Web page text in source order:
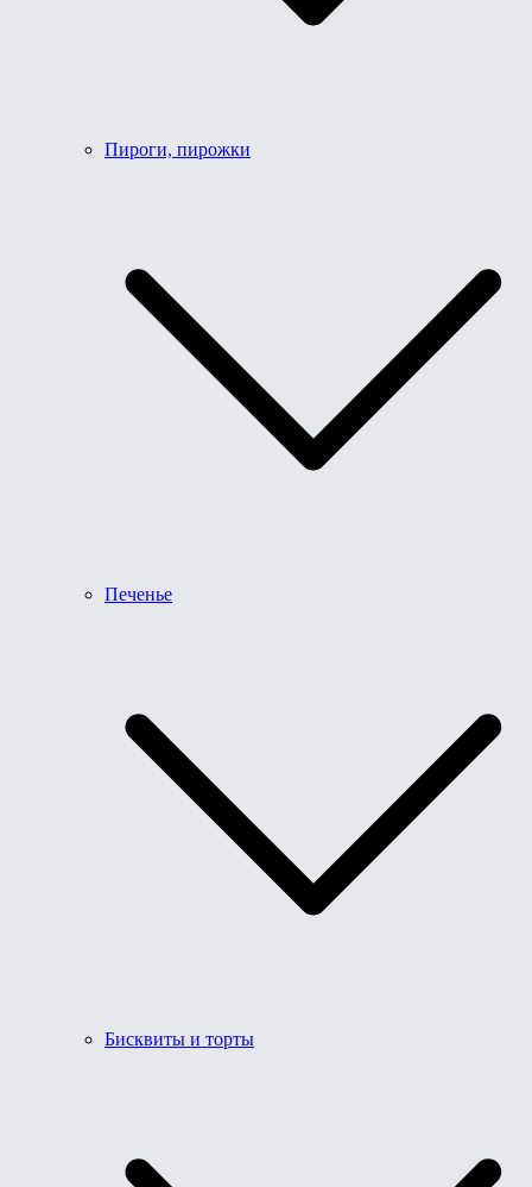
Пироги, пирожки
Печенье
Бисквиты и торты